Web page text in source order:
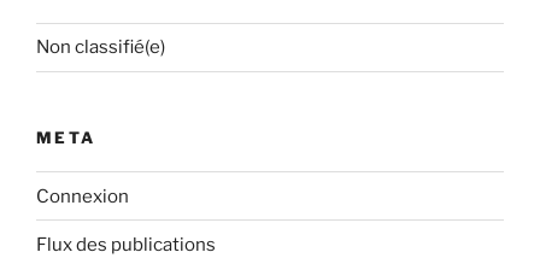
Non classifié(e)
META
Connexion
Flux des publications